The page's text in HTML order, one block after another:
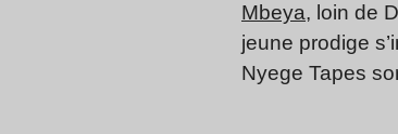
Mbeya, loin de
jeune prodige
Nyege Tapes